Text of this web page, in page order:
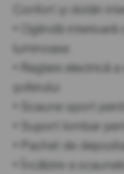
Confort și dotări
• Oglindă
luminoase
• Reglare electrică
șoferului
• Scaune sport
• Suport lombar
• Pachet de
• Încălzire a